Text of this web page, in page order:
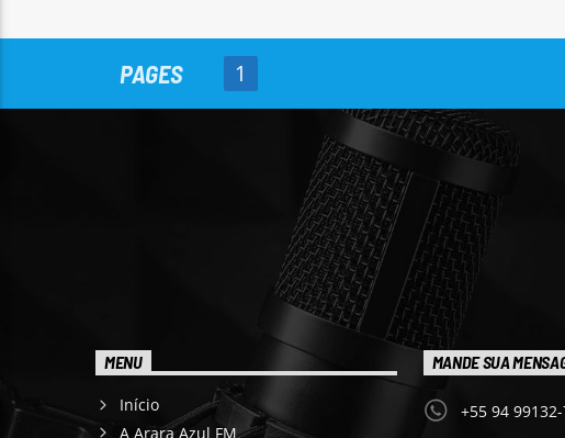
PAGES 1
MENU
Início
A Arara Azul FM
MANDE SUA
+55 94